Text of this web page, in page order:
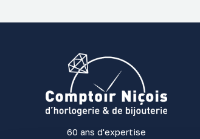
60 ans d'expertise